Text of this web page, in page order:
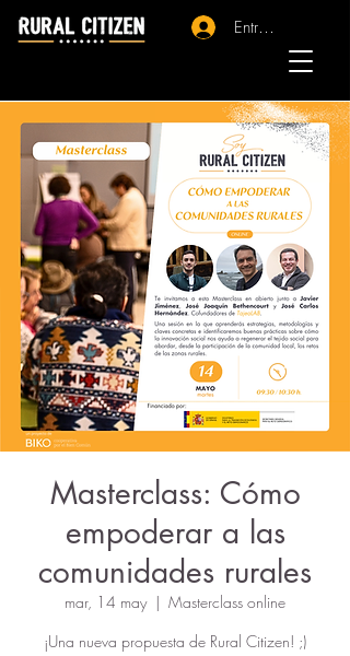
Entrar - Registro
Masterclass: Cómo
empoderar a las
comunidades rurales
mar, 14 may
  |
Masterclass online
¡Una nueva propuesta de Rural Citizen! ;)